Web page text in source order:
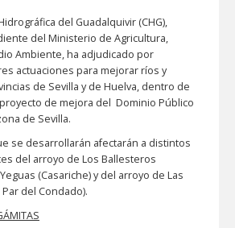
del Guadalquivir (CHG),
del Ministerio de Agricultura,
Ambiente, ha adjudicado por
actuaciones para mejorar ríos y
de Sevilla y de Huelva, dentro de
de mejora del Dominio Público
de Sevilla.
se desarrollarán afectarán a distintos
del arroyo de Los Ballesteros
(Casariche) y del arroyo de Las
del Condado).